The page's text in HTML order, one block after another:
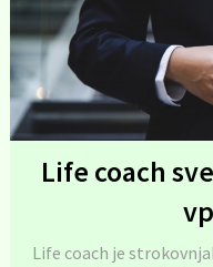
Life coach
Life coach je